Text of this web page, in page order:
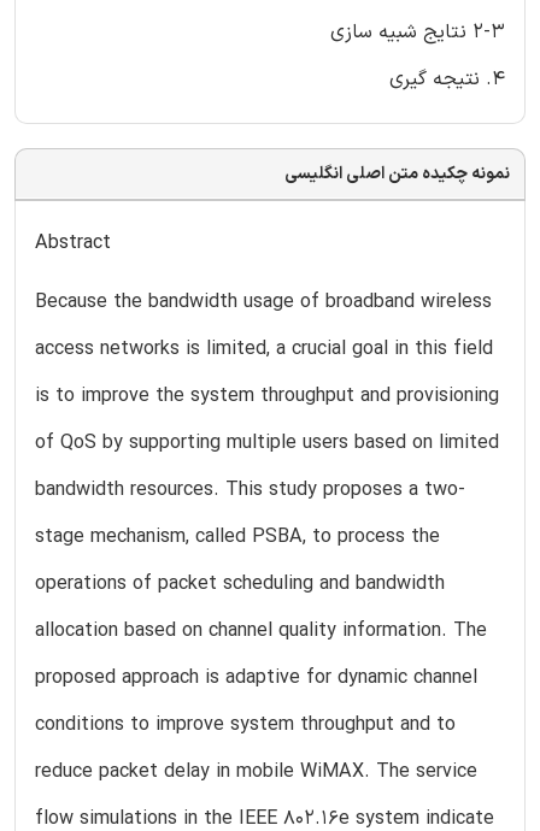
2-3 نتایج شبیه سازی
4. نتیجه گیری
نمونه چکیده متن اصلی انگلیسی
Abstract
Because the bandwidth usage of broadband wireless
access networks is limited, a crucial goal in this field
is to improve the system throughput and provisioning
of QoS by supporting multiple users based on limited
bandwidth resources. This study proposes a two-
stage mechanism, called PSBA, to process the
operations of packet scheduling and bandwidth
allocation based on channel quality information. The
proposed approach is adaptive for dynamic channel
conditions to improve system throughput and to
reduce packet delay in mobile WiMAX. The service
flow simulations in the IEEE 802.16e system indicate